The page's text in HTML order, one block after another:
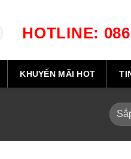
HOTLINE:
KHUYẾN MÃI HOT